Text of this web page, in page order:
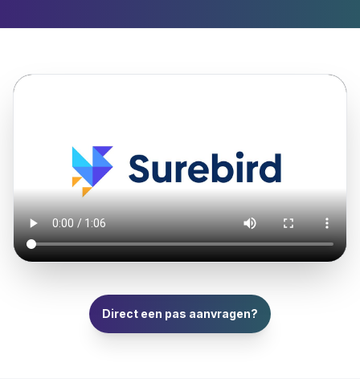
Direct een pas aanvragen?